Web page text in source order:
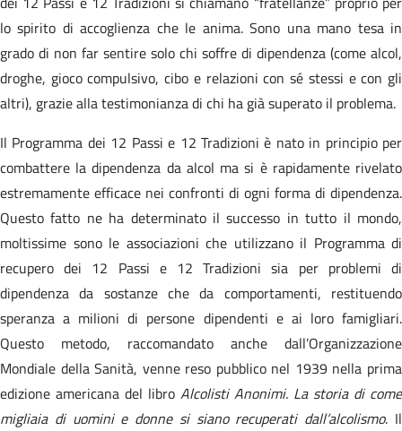
lo spirito di accoglienza che le anima. Sono una mano tesa in
grado di non far sentire solo chi soffre di dipendenza (come alcol,
droghe, gioco compulsivo, cibo e relazioni con sé stessi e con gli
altri), grazie alla testimonianza di chi ha già superato il problema.
Il Programma dei 12 Passi e 12 Tradizioni è nato in principio per
combattere la dipendenza da alcol ma si è rapidamente rivelato
estremamente efficace nei confronti di ogni forma di dipendenza.
Questo fatto ne ha determinato il successo in tutto il mondo,
moltissime sono le associazioni che utilizzano il Programma di
recupero dei 12 Passi e 12 Tradizioni sia per problemi di
dipendenza da sostanze che da comportamenti, restituendo
speranza a milioni di persone dipendenti e ai loro famigliari.
Questo metodo, raccomandato anche dall’Organizzazione
Mondiale della Sanità, venne reso pubblico nel 1939 nella prima
edizione americana del libro Alcolisti Anonimi. La storia di come
migliaia di uomini e donne si siano recuperati dall’alcolismo. Il